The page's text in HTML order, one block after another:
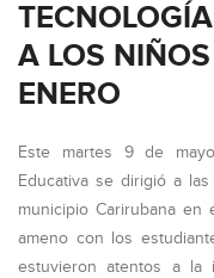
A LOS
ENERO
Este martes 9 de
Educativa se dirigió a
municipio Carirubana en
ameno con los
estuvieron atentos a la